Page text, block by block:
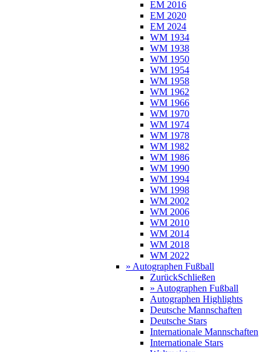
EM 2016
EM 2020
EM 2024
WM 1934
WM 1938
WM 1950
WM 1954
WM 1958
WM 1962
WM 1966
WM 1970
WM 1974
WM 1978
WM 1982
WM 1986
WM 1990
WM 1994
WM 1998
WM 2002
WM 2006
WM 2010
WM 2014
WM 2018
WM 2022
» Autographen Fußball
ZurückSchließen
» Autographen Fußball
Autographen Highlights
Deutsche Mannschaften
Deutsche Stars
Internationale Mannschaften
Internationale Stars